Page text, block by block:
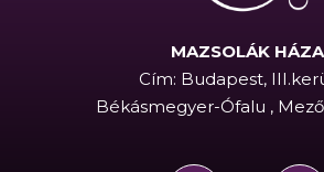
MAZSOLÁK HÁZA
Cím: Budapest,
Békásmegyer-Ófalu ,